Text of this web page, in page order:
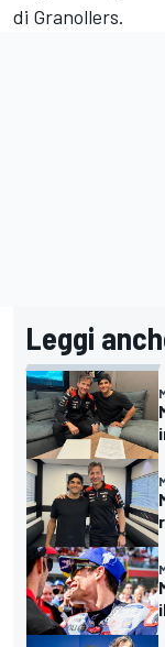
di Granollers.
Leggi